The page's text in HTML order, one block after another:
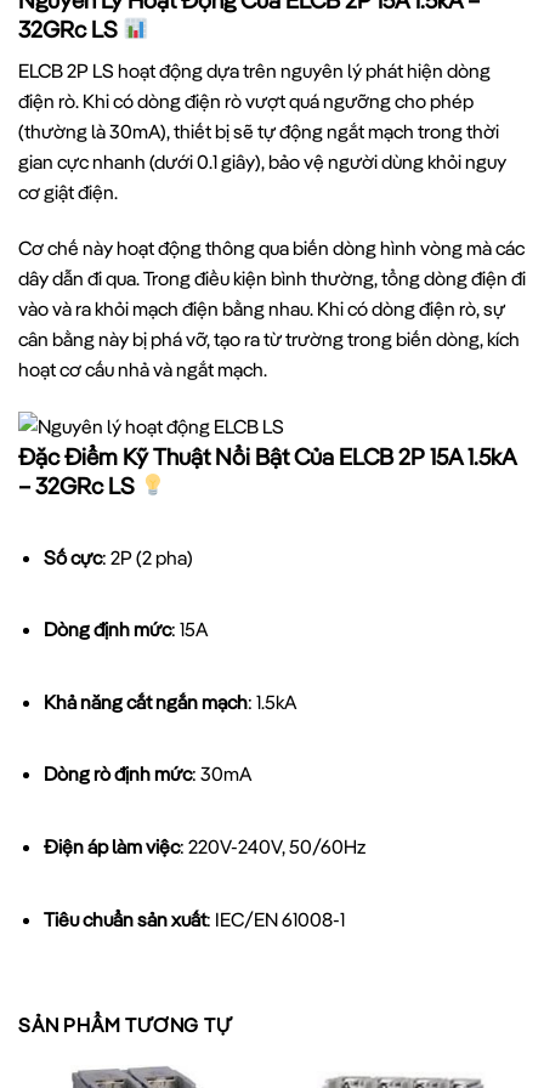
32GRc LS
ELCB 2P LS hoạt động dựa trên nguyên lý phát hiện dòng
điện rò. Khi có dòng điện rò vượt quá ngưỡng cho phép
(thường là 30mA), thiết bị sẽ tự động ngắt mạch trong thời
gian cực nhanh (dưới 0.1 giây), bảo vệ người dùng khỏi nguy
cơ giật điện.
Cơ chế này hoạt động thông qua biến dòng hình vòng mà các
dây dẫn đi qua. Trong điều kiện bình thường, tổng dòng điện đi
vào và ra khỏi mạch điện bằng nhau. Khi có dòng điện rò, sự
cân bằng này bị phá vỡ, tạo ra từ trường trong biến dòng, kích
hoạt cơ cấu nhả và ngắt mạch.
Đặc Điểm Kỹ Thuật Nổi Bật Của ELCB 2P 15A 1.5kA
– 32GRc LS
Số cực: 2P (2 pha)
Dòng định mức: 15A
Khả năng cắt ngắn mạch: 1.5kA
Dòng rò định mức: 30mA
Điện áp làm việc: 220V-240V, 50/60Hz
Tiêu chuẩn sản xuất: IEC/EN 61008-1
Tuổi thọ cơ: > 40.000 lần đóng cắt
SẢN PHẨM TƯƠNG TỰ